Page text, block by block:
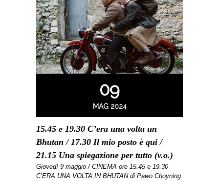
09
MAG 2024
15.45 e 19.30 C’era una volta un
Bhutan / 17.30 Il mio posto è qui /
21.15 Una spiegazione per tutto (v.o.)
Giovedì 9 maggio / CINEMA ore 15.45 e 19.30
C’ERA UNA VOLTA IN BHUTAN di Pawo Choyning